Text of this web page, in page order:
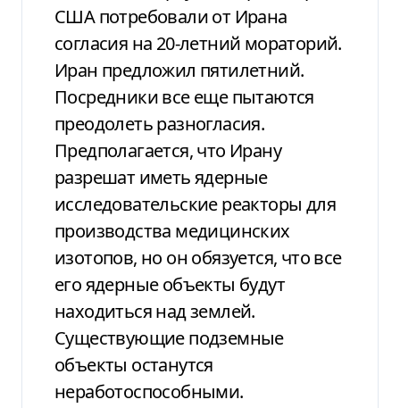
США потребовали от Ирана
согласия на 20-летний мораторий.
Иран предложил пятилетний.
Посредники все еще пытаются
преодолеть разногласия.
Предполагается, что Ирану
разрешат иметь ядерные
исследовательские реакторы для
производства медицинских
изотопов, но он обязуется, что все
его ядерные объекты будут
находиться над землей.
Существующие подземные
объекты останутся
неработоспособными.